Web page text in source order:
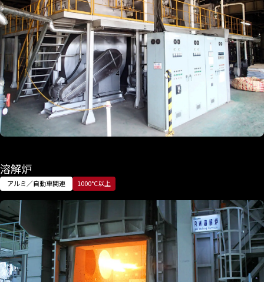
溶解炉
アルミ／自動車関連 1000°C以上